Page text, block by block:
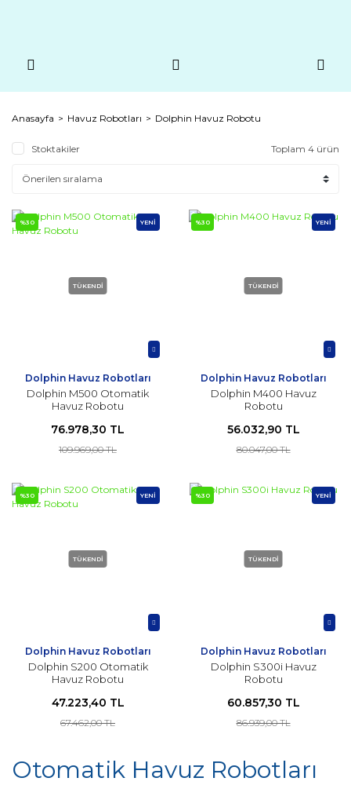
Anasayfa Havuz Robotları Dolphin Havuz Robotu
Stoktakiler Toplam 4 ürün
%30 YENİ
TÜKENDİ
Dolphin Havuz Robotları
Dolphin M500 Otomatik
Havuz Robotu
76.978,30 TL
109.969,00 TL
%30 YENİ
TÜKENDİ
Dolphin Havuz Robotları
Dolphin M400 Havuz
Robotu
56.032,90 TL
80.047,00 TL
%30 YENİ
TÜKENDİ
Dolphin Havuz Robotları
Dolphin S200 Otomatik
Havuz Robotu
47.223,40 TL
67.462,00 TL
%30 YENİ
TÜKENDİ
Dolphin Havuz Robotları
Dolphin S300i Havuz
Robotu
60.857,30 TL
86.939,00 TL
Otomatik Havuz Robotları